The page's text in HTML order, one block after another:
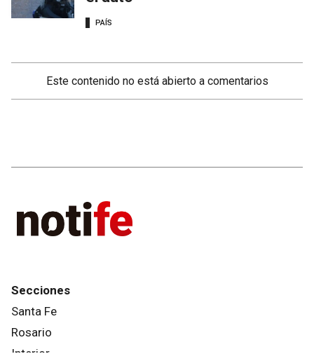
PAÍS
Este contenido no está abierto a comentarios
Secciones
Santa Fe
Rosario
Interior